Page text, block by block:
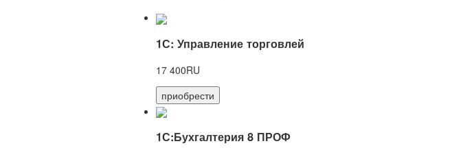
1С: Управление торговлей
17 400RU
приобрести
1С:Бухгалтерия 8 ПРОФ